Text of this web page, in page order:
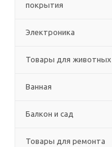
покрытия
Электроника
Товары для животных
Ванная
Балкон и сад
Товары для ремонта